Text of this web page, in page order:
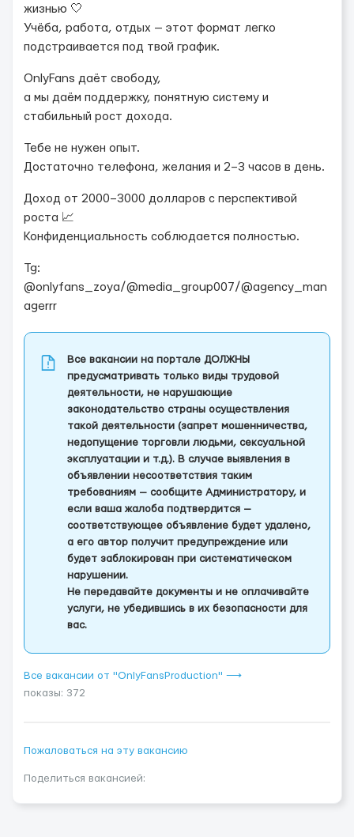
жизнью 🤍
Учёба, работа, отдых — этот формат легко
подстраивается под твой график.
OnlyFans даёт свободу,
а мы даём поддержку, понятную систему и
стабильный рост дохода.
Тебе не нужен опыт.
Достаточно телефона, желания и 2–3 часов в день.
Доход от 2000–3000 долларов с перспективой
роста 📈
Конфиденциальность соблюдается полностью.
Tg:
@onlyfans_zoya/@media_group007/@agency_man
agerrr
Все вакансии на портале ДОЛЖНЫ
предусматривать только виды трудовой
деятельности, не нарушающие
законодательство страны осуществления
такой деятельности (запрет мошенничества,
недопущение торговли людьми, сексуальной
эксплуатации и т.д.). В случае выявления в
объявлении несоответствия таким
требованиям — сообщите Администратору, и
если ваша жалоба подтвердится —
соответствующее объявление будет удалено,
а его автор получит предупреждение или
будет заблокирован при систематическом
нарушении.
Не передавайте документы и не оплачивайте
услуги, не убедившись в их безопасности для
вас.
Все вакансии от "OnlyFansProduction" ⟶
показы: 372
Пожаловаться на эту вакансию
Поделиться вакансией: